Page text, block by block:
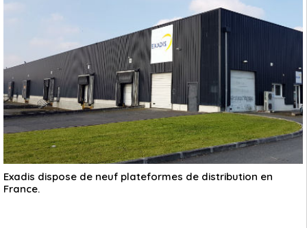
Exadis dispose de neuf plateformes de distribution en
France.